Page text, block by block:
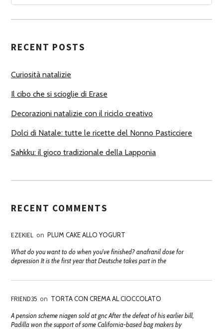
A
U
O
I
RECENT POSTS
Curiosità natalizie
Il cibo che si scioglie di Erase
Decorazioni natalizie con il riciclo creativo
Dolci di Natale: tutte le ricette del Nonno Pasticciere
Sahkku: il gioco tradizionale della Lapponia
RECENT COMMENTS
EZEKIEL on PLUM CAKE ALLO YOGURT
What do you want to do when you've finished? anafranil dose for
depression It is the first year that Deutsche takes part in the
FRIEND35 on TORTA CON CREMA AL CIOCCOLATO
A pension scheme niagen sold at gnc After the defeat of his earlier bill,
Padilla won the support of some California-based bag makers by